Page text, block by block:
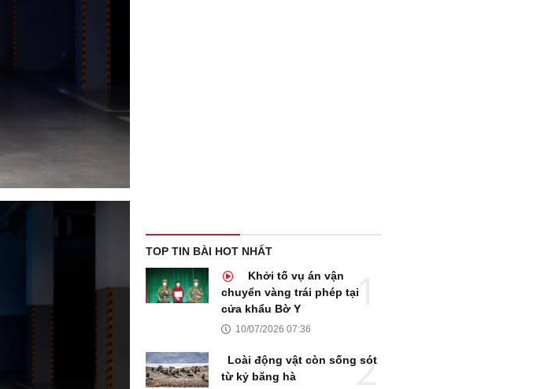
TOP TIN BÀI HOT NHẤT
Khởi tố vụ án vận
chuyển vàng trái phép tại
cửa khẩu Bờ Y
10/07/2026 07:36
Loài động vật còn sống sót
từ kỷ băng hà